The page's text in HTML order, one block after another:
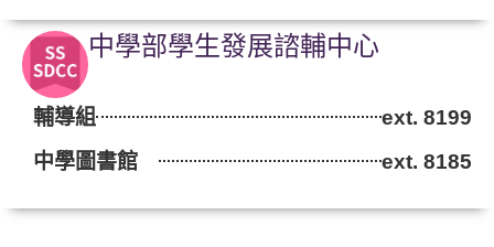
中學部學生發展諮輔中心​
輔導組
ext. 8199
中學圖書館
ext. 8185